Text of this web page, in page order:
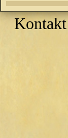
Kontakt